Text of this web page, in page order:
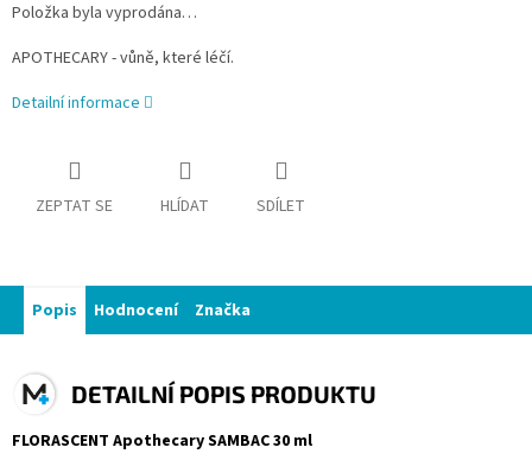
Položka byla vyprodána…
APOTHECARY - vůně, které léčí.
Detailní informace
ZEPTAT SE HLÍDAT SDÍLET
Popis Hodnocení Značka
DETAILNÍ POPIS PRODUKTU
FLORASCENT Apothecary SAMBAC 30 ml